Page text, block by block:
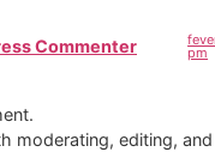
Commenter
pm
moderating, editing,